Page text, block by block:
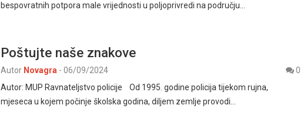
bespovratnih potpora male vrijednosti u poljoprivredi na području…
Poštujte naše znakove
Autor Novagra - 06/09/2024
0
Autor: MUP Ravnateljstvo policije Od 1995. godine policija tijekom rujna,
mjeseca u kojem počinje školska godina, diljem zemlje provodi…